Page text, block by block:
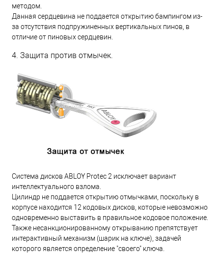
методом.
Данная сердцевина не поддается открытию бампингом из-
за отсутствия подпружиненных вертикальных пинов, в
отличие от пиновых сердцевин.
4. Защита против отмычек.
Система дисков ABLOY Protec 2 исключает вариант
интеллектуального взлома.
Цилиндр не поддается открытию отмычками, поскольку в
корпусе находится 12 кодовых дисков, которые невозможно
одновременно выставить в правильное кодовое положение.
Также несанкционированному открыванию препятствует
интерактивный механизм (шарик на ключе), задачей
которого является определение "своего" ключа.